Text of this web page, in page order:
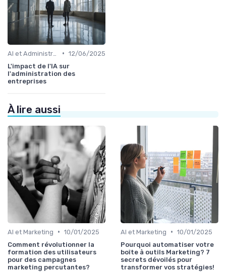
• 12/06/2025
L'impact de l'IA sur
l'administration des
entreprises
À lire aussi
AI et Marketing • 10/01/2025
Comment révolutionner la
formation des utilisateurs
pour des campagnes
marketing percutantes?
AI et Marketing • 10/01/2025
Pourquoi automatiser votre
boîte à outils Marketing? 7
secrets dévoilés pour
transformer vos stratégies!